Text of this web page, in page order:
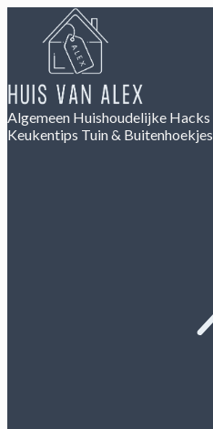
Algemeen Huishoudelijke Hacks
Keukentips Tuin & Buitenhoekjes